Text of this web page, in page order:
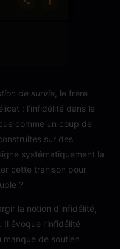
de survie , le frère
: l’infidélité dans le
comme un coup de
sur des
systématiquement la
cette trahison pour
?
la notion d’infidélité,
évoque l’infidélité
manque de soutien